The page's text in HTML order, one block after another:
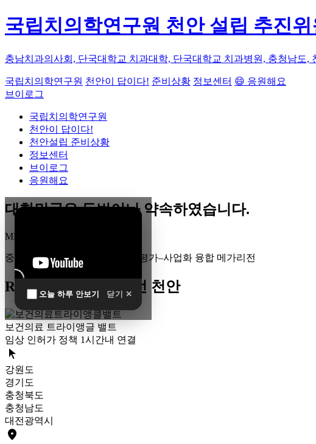
국립치의학연구원 천안 설립 추진위
충남치과의사회, 단국대학교 치과대학, 단국대학교 치과병원, 충청남도,
국립치의학연구원 천안이 답이다! 준비상황 정보센터 😄 응원해요
브이로그
국립치의학연구원
천안이 답이다!
천안설립 준비상황
정보센터
브이로그
응원해요
오늘 하루 안보기 닫기 ✕
대한민국은 두번이나 약속하였습니다.
MEGA
중부권 전체를 잇는 연구–임상–평가–사업화 융합 메가리전
R&D 남방한계 최전선 천안
보건의료 트라이앵글 밸트
임상 인허가 정책 1시간내 연결
arrow_selector_tool
강원도
경기도
충청북도
충청남도
대전광역시
place